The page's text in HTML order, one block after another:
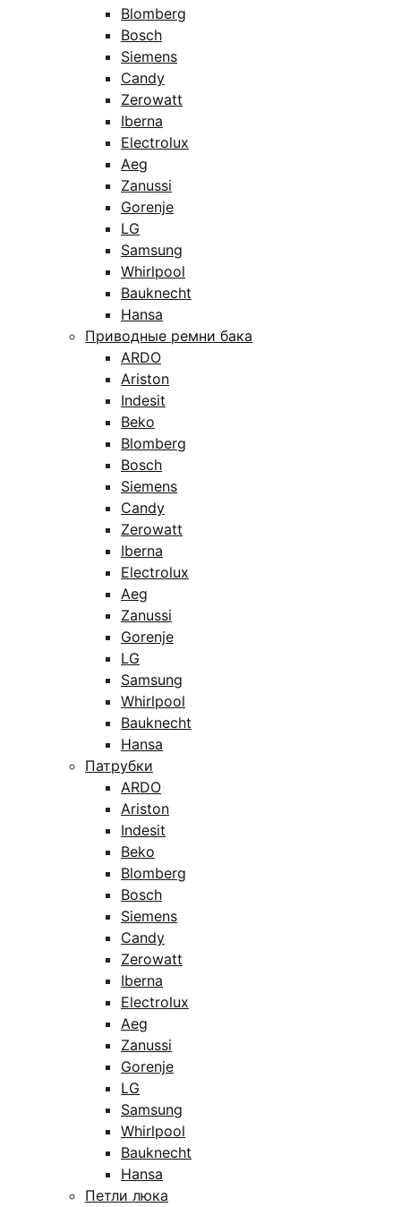
Blomberg
Bosch
Siemens
Candy
Zerowatt
Iberna
Electrolux
Aeg
Zanussi
Gorenje
LG
Samsung
Whirlpool
Bauknecht
Hansa
Приводные ремни бака
ARDO
Ariston
Indesit
Beko
Blomberg
Bosch
Siemens
Candy
Zerowatt
Iberna
Electrolux
Aeg
Zanussi
Gorenje
LG
Samsung
Whirlpool
Bauknecht
Hansa
Патрубки
ARDO
Ariston
Indesit
Beko
Blomberg
Bosch
Siemens
Candy
Zerowatt
Iberna
Electrolux
Aeg
Zanussi
Gorenje
LG
Samsung
Whirlpool
Bauknecht
Hansa
Петли люка